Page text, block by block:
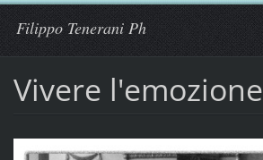
Filippo Tenerani Ph
Vivere l'emozione